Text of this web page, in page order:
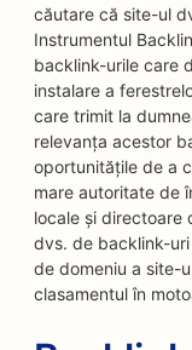
căutare că site-ul
Instrumentul
backlink-urile care
instalare a
care trimit la
relevanța acestor
oportunitățile de a
mare autoritate de
locale și directoare
dvs. de backlink-
de domeniu a site-
clasamentul în